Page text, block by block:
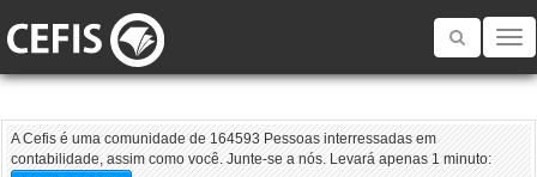
Toggle
A Cefis é uma comunidade de 164593 Pessoas interressadas em
contabilidade, assim como você. Junte-se a nós. Levará apenas 1 minuto: